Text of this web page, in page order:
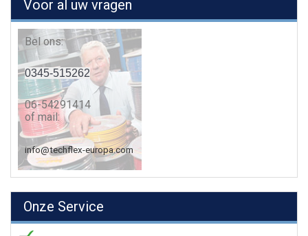
Voor al uw vragen
Bel ons:
0345-515262
06-54291414
of mail:
info@techflex-europa.com
Onze Service